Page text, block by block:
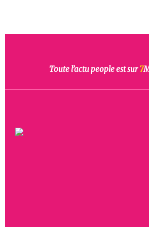
Toute l’actu people est sur7